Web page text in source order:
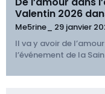
Valentin 2026
Me5rine_ 29 janvier
Il va y avoir de
l’événement de la